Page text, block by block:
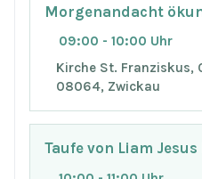
Morgenandacht
09:00 - 10:00 Uhr
Kirche St. Franziskus,
08064, Zwickau
Taufe von Liam